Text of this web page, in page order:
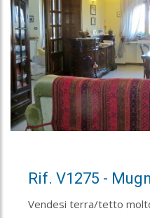
Rif. V1275 -
Vendesi terra/tetto